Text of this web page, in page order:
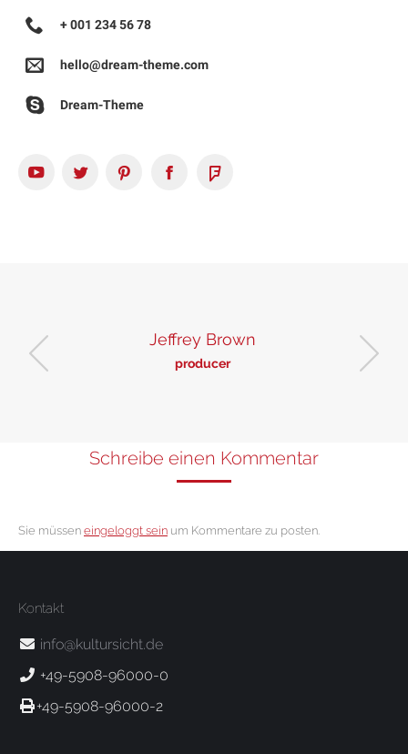
+ 001 234 56 78
hello@dream-theme.com
Dream-Theme
YouTubeTwitterPinterestFacebookFoursquare
Jeffrey Brown
producer
Schreibe einen Kommentar
Sie müssen eingeloggt sein um Kommentare zu posten.
Kontakt
info@kultursicht.de
+49-5908-96000-0
+49-5908-96000-2